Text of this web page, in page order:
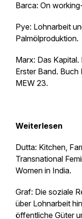
Barca: On
Pye: Lohnarbeit
Palmölproduktion.
Marx: Das
Erster Band.
MEW 23.
Weiterlesen
Dutta: Kitchen,
Transnational
Women in India.
Graf: Die soziale
über Lohnarbeit
öffentliche Güter